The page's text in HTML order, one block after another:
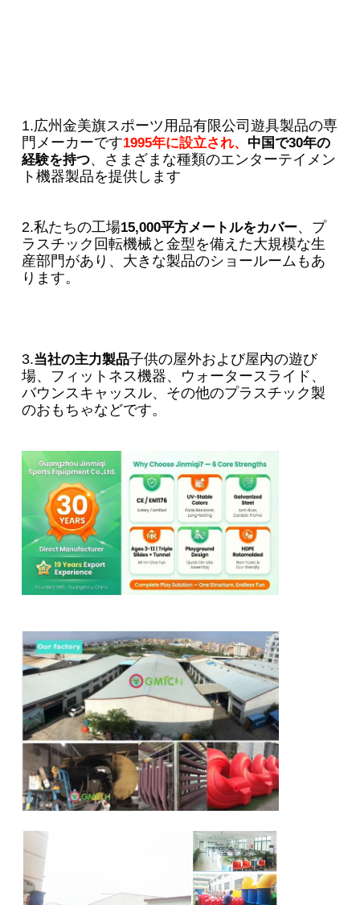
1.広州金美旗スポーツ用品有限公司遊具製品の専
門メーカーです1995年に設立され、 中国で30年の
経験を持つ、さまざまな種類のエンターテイメン
ト機器製品を提供します
2.私たちの工場15,000平方メートルをカバー、プ
ラスチック回転機械と金型を備えた大規模な生
産部門があり、大きな製品のショールームもあ
ります。
3.当社の主力製品子供の屋外および屋内の遊び
場、フィットネス機器、ウォータースライド、
バウンスキャッスル、その他のプラスチック製
のおもちゃなどです。